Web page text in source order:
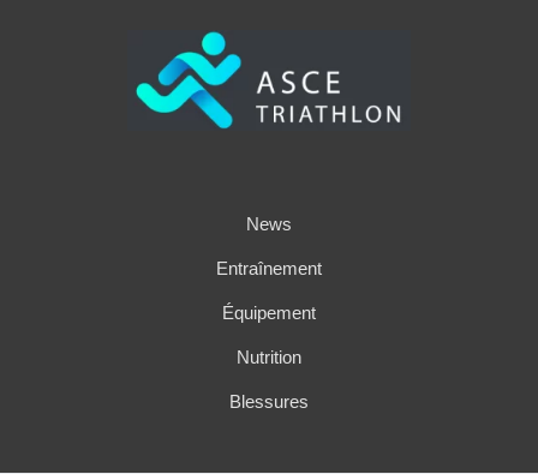
News
Entraînement
Équipement
Nutrition
Blessures